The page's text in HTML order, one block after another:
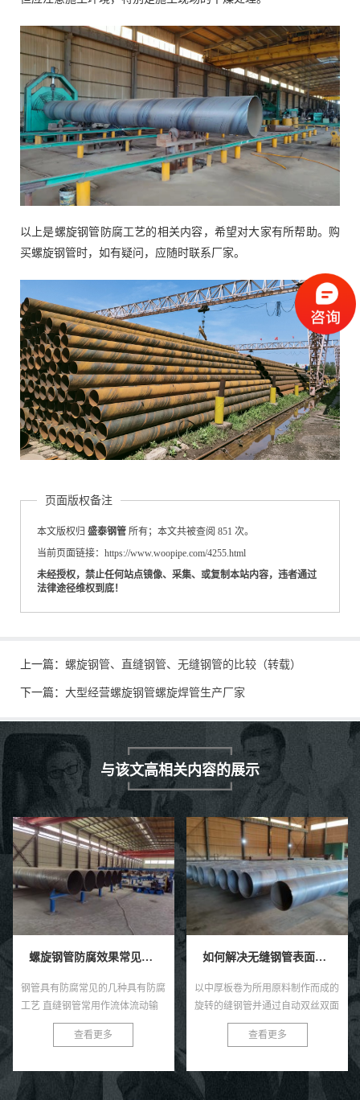
以上是螺旋钢管防腐工艺的相关内容，希望对大家有所帮助。购
买螺旋钢管时，如有疑问，应随时联系厂家。
页面版权备注
本文版权归 盛泰钢管 所有；本文共被查阅 851 次。
当前页面链接：https://www.woopipe.com/4255.html
未经授权，禁止任何站点镜像、采集、或复制本站内容，违者通过
法律途径维权到底！
上一篇： 螺旋钢管、直缝钢管、无缝钢管的比较（转载）
下一篇： 大型经营螺旋钢管螺旋焊管生产厂家
与该文高相关内容的展示
螺旋钢管防腐效果常见的四种具有防腐工艺技术。
钢管具有防腐常见的几种具有防腐
工艺 直缝钢管常用作流体流动输
送和其他气体高质量人才，管道系
统经常需要更多埋地、水下或者权
查看更多
如何解决无缝钢管表面感觉的褐色锈点？
以中厚板卷为所用原料制作而成的
旋转的缝钢管并通过自动双丝双面
焊条电弧焊压制成型而成的就是螺
旋焊管啦，直缝焊管将热轧扔进点
后...
查看更多